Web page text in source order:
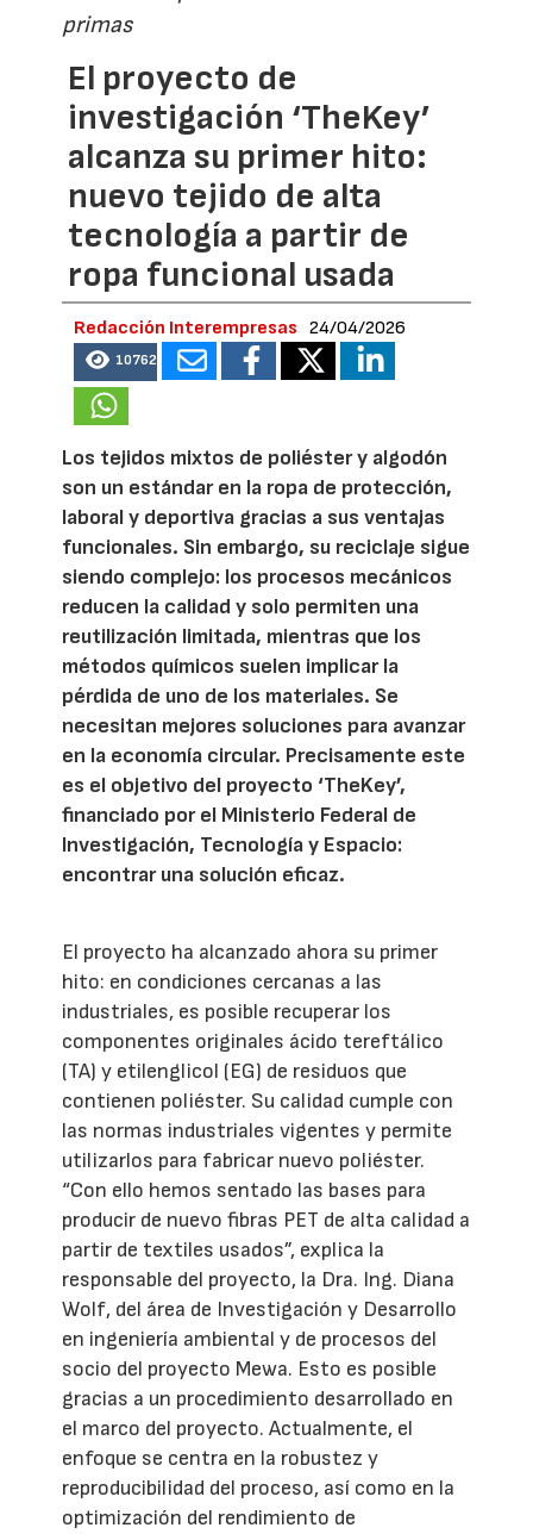
primas
El proyecto de
investigación ‘TheKey’
alcanza su primer hito:
nuevo tejido de alta
tecnología a partir de
ropa funcional usada
Redacción Interempresas 24/04/2026
10762
Los tejidos mixtos de poliéster y algodón
son un estándar en la ropa de protección,
laboral y deportiva gracias a sus ventajas
funcionales. Sin embargo, su reciclaje sigue
siendo complejo: los procesos mecánicos
reducen la calidad y solo permiten una
reutilización limitada, mientras que los
métodos químicos suelen implicar la
pérdida de uno de los materiales. Se
necesitan mejores soluciones para avanzar
en la economía circular. Precisamente este
es el objetivo del proyecto ‘TheKey’,
financiado por el Ministerio Federal de
Investigación, Tecnología y Espacio:
encontrar una solución eficaz.
El proyecto ha alcanzado ahora su primer
hito: en condiciones cercanas a las
industriales, es posible recuperar los
componentes originales ácido tereftálico
(TA) y etilenglicol (EG) de residuos que
contienen poliéster. Su calidad cumple con
las normas industriales vigentes y permite
utilizarlos para fabricar nuevo poliéster.
“Con ello hemos sentado las bases para
producir de nuevo fibras PET de alta calidad a
partir de textiles usados”, explica la
responsable del proyecto, la Dra. Ing. Diana
Wolf, del área de Investigación y Desarrollo
en ingeniería ambiental y de procesos del
socio del proyecto Mewa. Esto es posible
gracias a un procedimiento desarrollado en
el marco del proyecto. Actualmente, el
enfoque se centra en la robustez y
reproducibilidad del proceso, así como en la
optimización del rendimiento de